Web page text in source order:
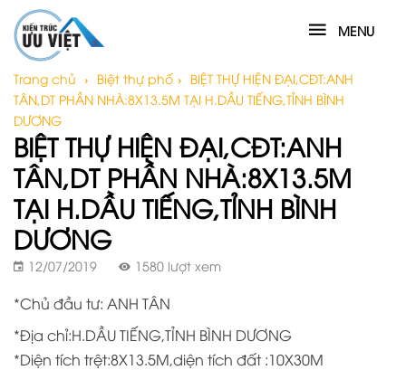
MENU
Trang chủ › Biệt thự phố › BIỆT THỰ HIỆN ĐẠI,CĐT:ANH
TÂN,DT PHẦN NHÀ:8X13.5M TẠI H.DẦU TIẾNG,TỈNH BÌNH
DƯƠNG
BIỆT THỰ HIỆN ĐẠI,CĐT:ANH
TÂN,DT PHẦN NHÀ:8X13.5M
TẠI H.DẦU TIẾNG,TỈNH BÌNH
DƯƠNG
12/07/2019 1580 lượt xem
*Chủ đầu tư: ANH TÂN
*Địa chỉ:H.DẦU TIẾNG,TỈNH BÌNH DƯƠNG
*Diện tích trệt:8X13.5M,diện tích đất :10X30M